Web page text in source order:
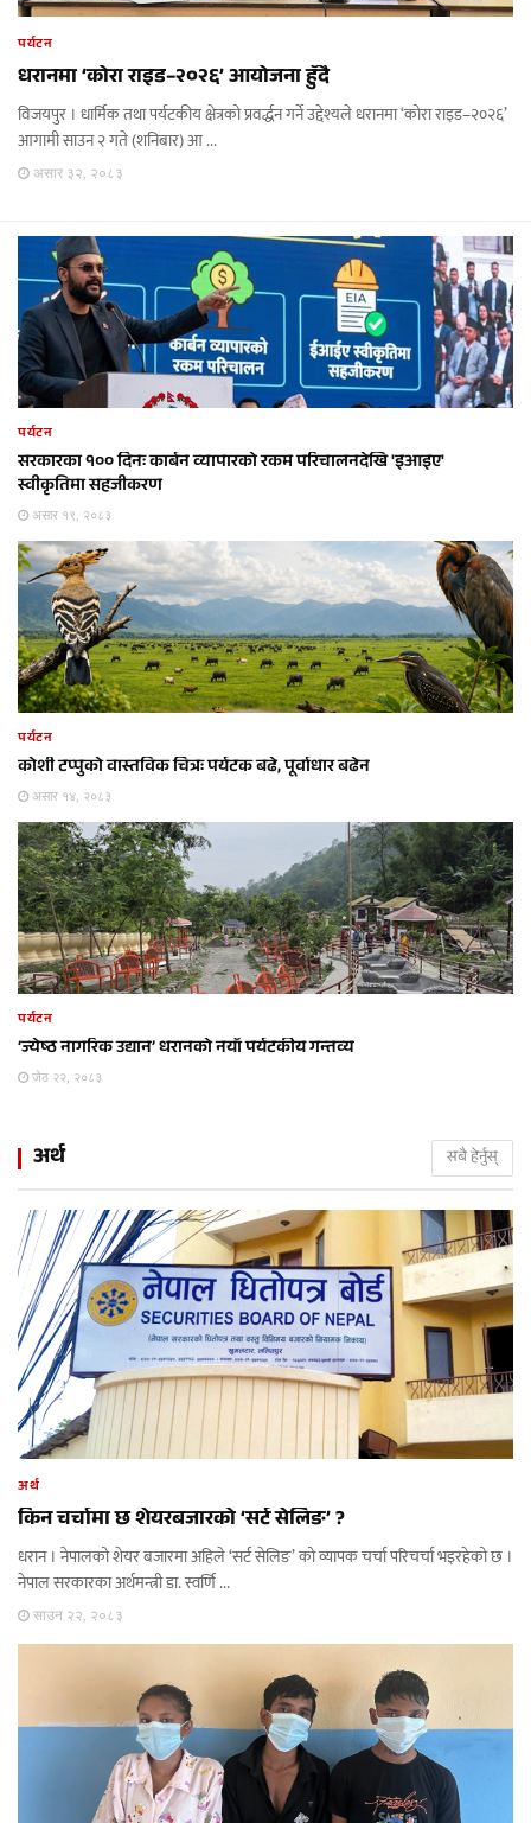
पर्यटन
धरानमा ‘कोरा राइड–२०२६’ आयोजना हुँदै
विजयपुर । धार्मिक तथा पर्यटकीय क्षेत्रको प्रवर्द्धन गर्ने उद्देश्यले धरानमा ‘कोरा राइड–२०२६’
आगामी साउन २ गते (शनिबार) आ ...
असार ३२, २०८३
पर्यटन
सरकारका १०० दिनः कार्बन व्यापारको रकम परिचालनदेखि 'इआइए'
स्वीकृतिमा सहजीकरण
असार १९, २०८३
पर्यटन
कोशी टप्पुको वास्तविक चित्रः पर्यटक बढे, पूर्वाधार बढेन
असार १४, २०८३
पर्यटन
‘ज्येष्ठ नागरिक उद्यान’ धरानको नयाँ पर्यटकीय गन्तव्य
जेठ २२, २०८३
अर्थ सबै हेर्नुस्
अर्थ
किन चर्चामा छ शेयरबजारको ‘सर्ट सेलिङ’ ?
धरान । नेपालको शेयर बजारमा अहिले ‘सर्ट सेलिङ’ को व्यापक चर्चा परिचर्चा भइरहेको छ ।
नेपाल सरकारका अर्थमन्त्री डा. स्वर्णि ...
साउन २२, २०८३